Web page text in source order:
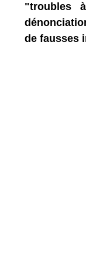
"troubles
de fausses